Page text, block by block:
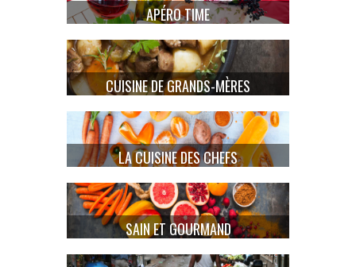
APÉRO TIME
CUISINE DE GRANDS-MÈRES
LA CUISINE DES CHEFS
SAIN ET GOURMAND